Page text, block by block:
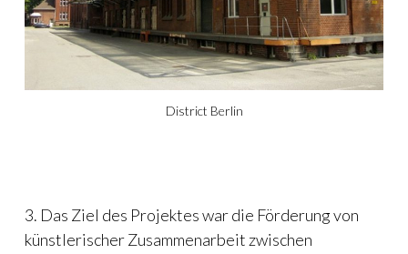
District Berlin
3. Das Ziel des Projektes war die Förderung von
künstlerischer Zusammenarbeit zwischen